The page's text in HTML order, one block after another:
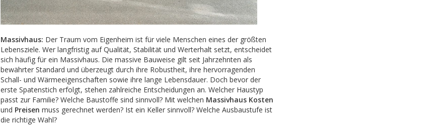
Massivhaus: Der Traum vom Eigenheim ist für viele Menschen eines der größten
Lebensziele. Wer langfristig auf Qualität, Stabilität und Werterhalt setzt, entscheidet
sich häufig für ein Massivhaus. Die massive Bauweise gilt seit Jahrzehnten als
bewährter Standard und überzeugt durch ihre Robustheit, ihre hervorragenden
Schall- und Wärmeeigenschaften sowie ihre lange Lebensdauer. Doch bevor der
erste Spatenstich erfolgt, stehen zahlreiche Entscheidungen an. Welcher Haustyp
passt zur Familie? Welche Baustoffe sind sinnvoll? Mit welchen Massivhaus Kosten
und Preisen muss gerechnet werden? Ist ein Keller sinnvoll? Welche Ausbaustufe ist
die richtige Wahl?